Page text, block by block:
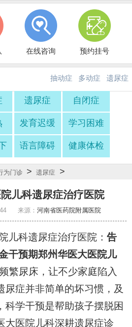
在线咨询 预约挂号
抽动症
·
多动症
·
遗尿症
遗尿症 自闭症
发育迟缓 学习困难
语言障碍 健康体检
为门诊 > 遗尿症 >
儿科遗尿症治疗医院
来源： 河南省医药院附属医院
科遗尿症治疗医院：告
干预期郑州华医大医院儿
繁尿床，让不少家庭陷入
尿症并非简单的坏习惯，及
科学干预是帮助孩子摆脱困
大医院儿科深耕遗尿症诊